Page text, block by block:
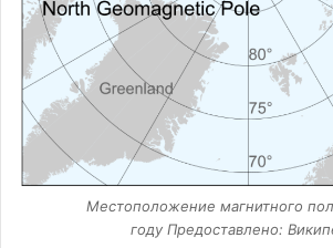
Местоположение магнитного
году Предоставлено: